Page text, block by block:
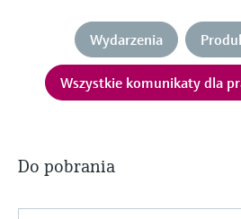
Wydarzenia
Wszystkie komunikaty dla
Do pobrania